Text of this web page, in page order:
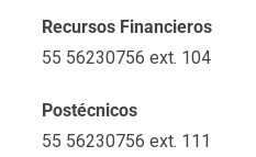
Recursos Financieros
55 56230756 ext. 104
Postécnicos
55 56230756 ext. 111